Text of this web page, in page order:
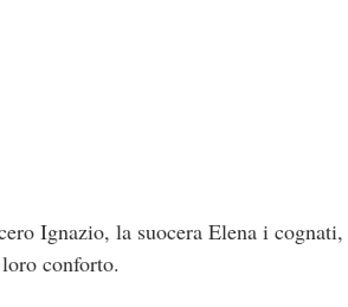
Ignazio, la suocera Elena i cognati,
conforto.